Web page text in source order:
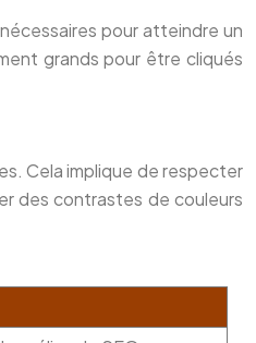
pour atteindre un
grands pour être cliqués
Cela implique de respecter
des contrastes de couleurs